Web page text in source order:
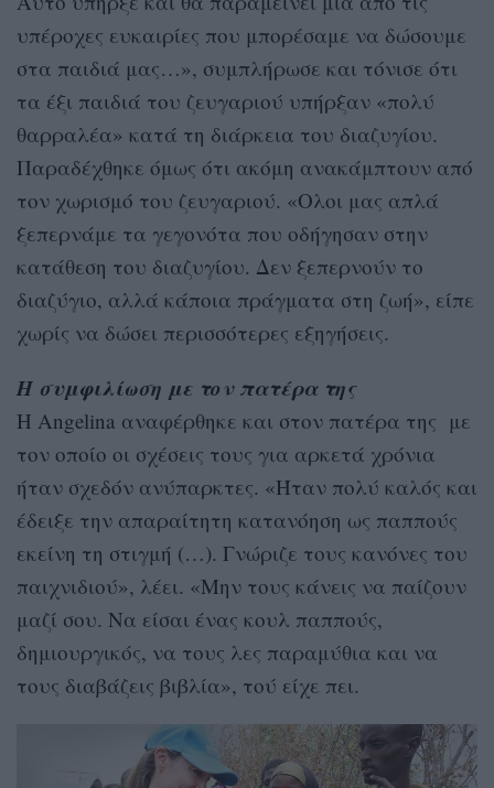
υπέροχες ευκαιρίες που μπορέσαμε να δώσουμε
στα παιδιά μας…», συμπλήρωσε και τόνισε ότι
τα έξι παιδιά του ζευγαριού υπήρξαν «πολύ
θαρραλέα» κατά τη διάρκεια του διαζυγίου.
Παραδέχθηκε όμως ότι ακόμη ανακάμπτουν από
τον χωρισμό του ζευγαριού. «Ολοι μας απλά
ξεπερνάμε τα γεγονότα που οδήγησαν στην
κατάθεση του διαζυγίου. Δεν ξεπερνούν το
διαζύγιο, αλλά κάποια πράγματα στη ζωή», είπε
χωρίς να δώσει περισσότερες εξηγήσεις.
Η συμφιλίωση με τον πατέρα της
Η Angelina αναφέρθηκε και στον πατέρα της με
τον οποίο οι σχέσεις τους για αρκετά χρόνια
ήταν σχεδόν ανύπαρκτες. «Ήταν πολύ καλός και
έδειξε την απαραίτητη κατανόηση ως παππούς
εκείνη τη στιγμή (…). Γνώριζε τους κανόνες του
παιχνιδιού», λέει. «Μην τους κάνεις να παίζουν
μαζί σου. Να είσαι ένας κουλ παππούς,
δημιουργικός, να τους λες παραμύθια και να
τους διαβάζεις βιβλία», τού είχε πει.